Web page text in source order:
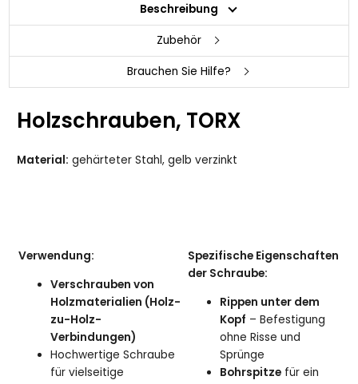
Beschreibung
Zubehör
Brauchen Sie Hilfe?
Holzschrauben, TORX
Material: gehärteter Stahl, gelb verzinkt
Verwendung:
Verschrauben von
Holzmaterialien (Holz-
zu-Holz-
Verbindungen)
Hochwertige Schraube
für vielseitige
Spezifische Eigenschaften
der Schraube:
Rippen unter dem
Kopf – Befestigung
ohne Risse und
Sprünge
Bohrspitze für ein